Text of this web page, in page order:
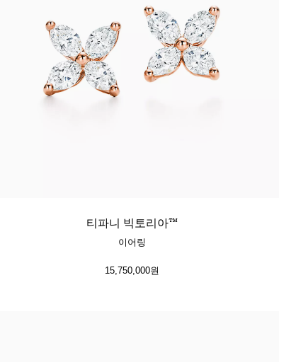
티파니 빅토리아™
이어링
15,750,000원